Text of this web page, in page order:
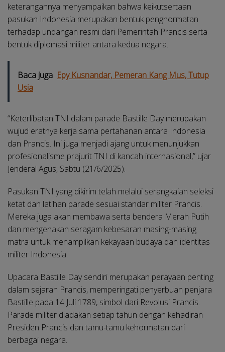
keterangannya menyampaikan bahwa keikutsertaan
pasukan Indonesia merupakan bentuk penghormatan
terhadap undangan resmi dari Pemerintah Prancis serta
bentuk diplomasi militer antara kedua negara.
Baca juga Epy Kusnandar, Pemeran Kang Mus, Tutup
Usia
“Keterlibatan TNI dalam parade Bastille Day merupakan
wujud eratnya kerja sama pertahanan antara Indonesia
dan Prancis. Ini juga menjadi ajang untuk menunjukkan
profesionalisme prajurit TNI di kancah internasional,” ujar
Jenderal Agus, Sabtu (21/6/2025).
Pasukan TNI yang dikirim telah melalui serangkaian seleksi
ketat dan latihan parade sesuai standar militer Prancis.
Mereka juga akan membawa serta bendera Merah Putih
dan mengenakan seragam kebesaran masing-masing
matra untuk menampilkan kekayaan budaya dan identitas
militer Indonesia.
Upacara Bastille Day sendiri merupakan perayaan penting
dalam sejarah Prancis, memperingati penyerbuan penjara
Bastille pada 14 Juli 1789, simbol dari Revolusi Prancis.
Parade militer diadakan setiap tahun dengan kehadiran
Presiden Prancis dan tamu-tamu kehormatan dari
berbagai negara.